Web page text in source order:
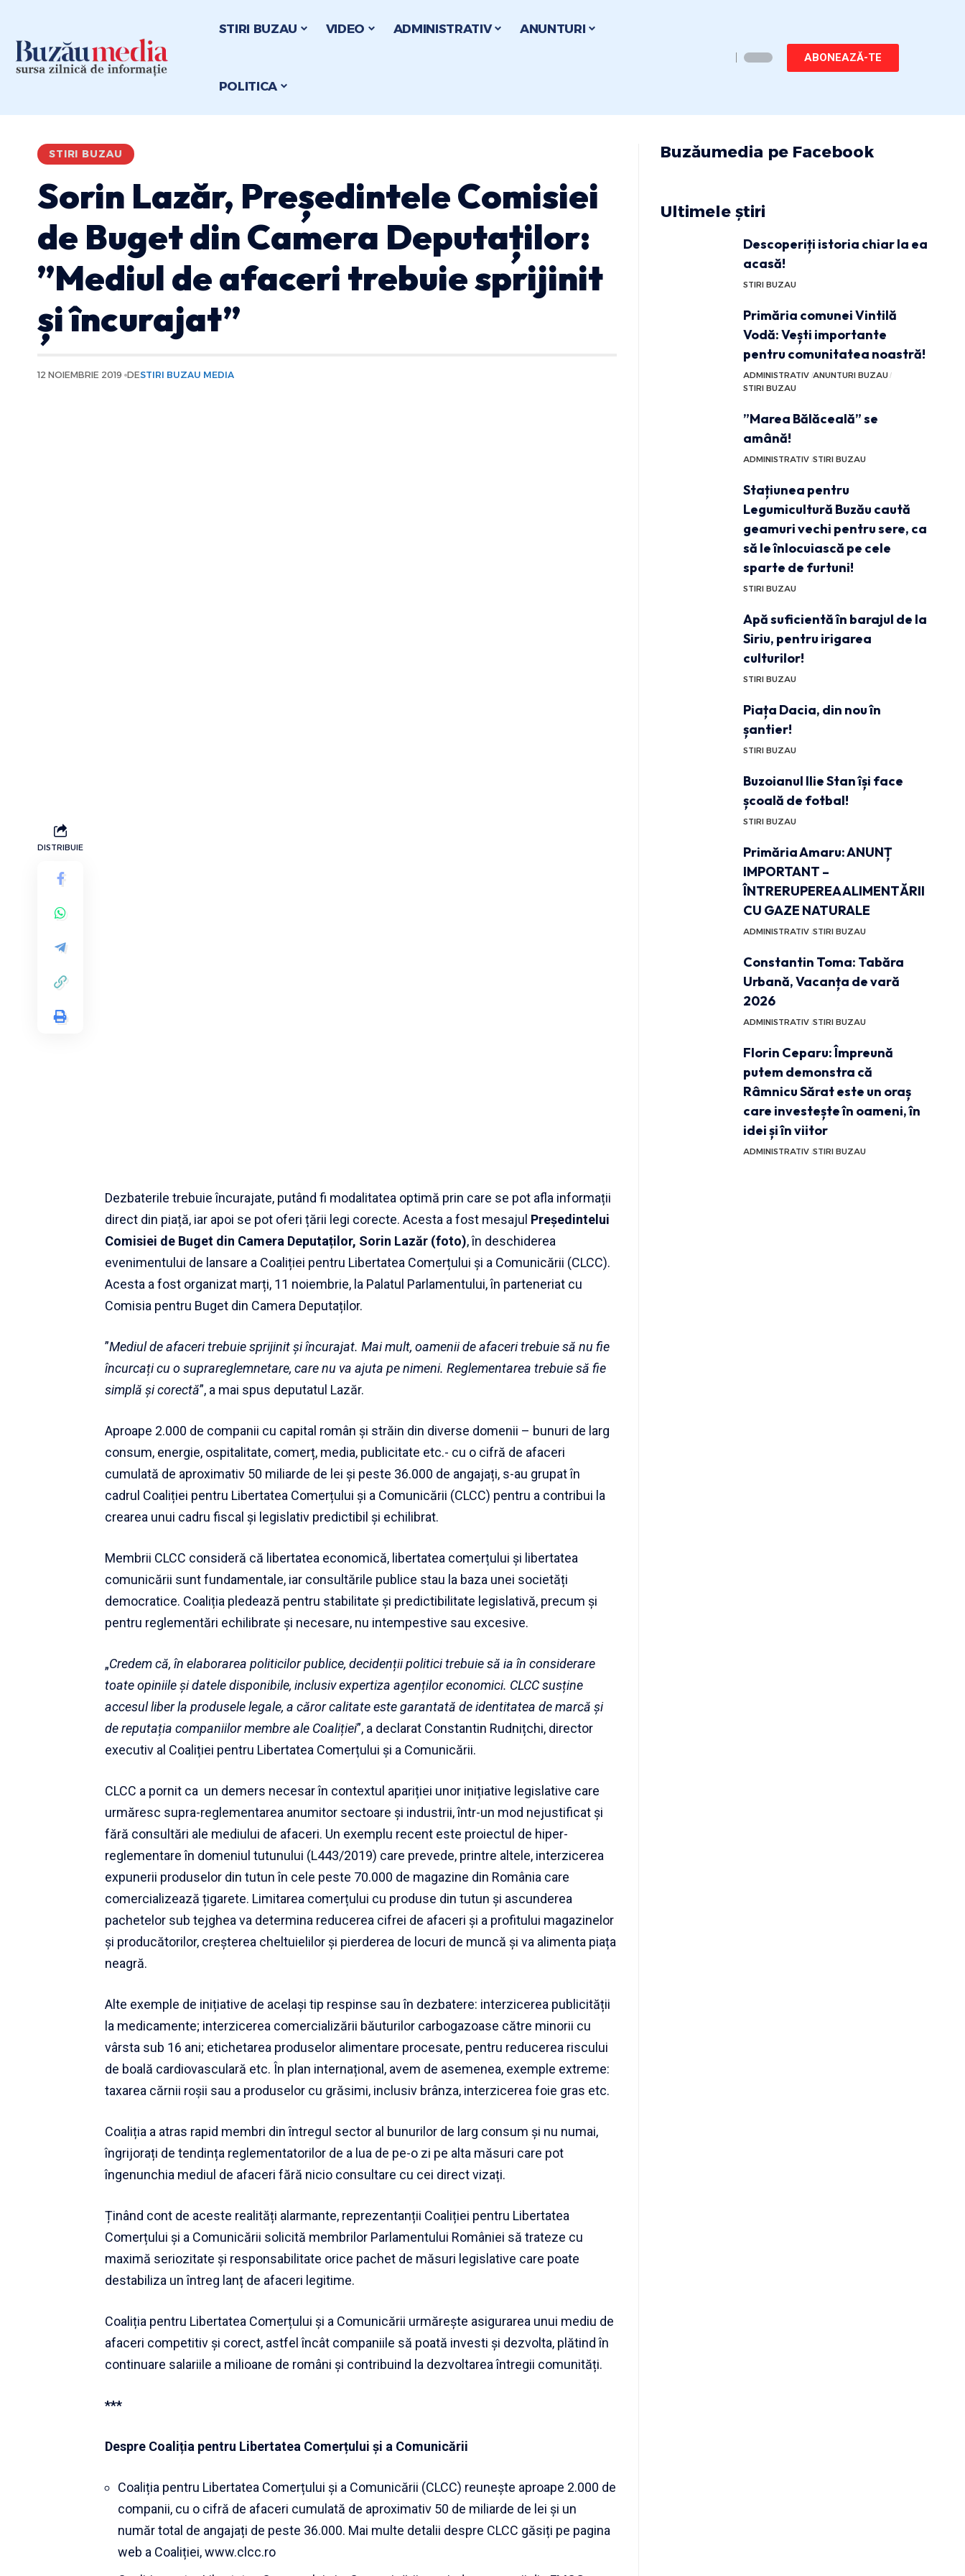
STIRI BUZAU VIDEO ADMINISTRATIV ANUNTURI
POLITICA
ABONEAZĂ-TE
STIRI BUZAU
Sorin Lazăr, Președintele Comisiei
de Buget din Camera Deputaților:
”Mediul de afaceri trebuie sprijinit
și încurajat”
12 NOIEMBRIE 2019 DESTIRI BUZAU MEDIA
DISTRIBUIE
Dezbaterile trebuie încurajate, putând fi modalitatea optimă prin care se pot afla informații
direct din piață, iar apoi se pot oferi țării legi corecte. Acesta a fost mesajul Președintelui
Comisiei de Buget din Camera Deputaților, Sorin Lazăr (foto), în deschiderea
evenimentului de lansare a Coaliției pentru Libertatea Comerțului și a Comunicării (CLCC).
Acesta a fost organizat marți, 11 noiembrie, la Palatul Parlamentului, în parteneriat cu
Comisia pentru Buget din Camera Deputaților.
”Mediul de afaceri trebuie sprijinit și încurajat. Mai mult, oamenii de afaceri trebuie să nu fie
încurcați cu o suprareglemnetare, care nu va ajuta pe nimeni. Reglementarea trebuie să fie
simplă și corectă”, a mai spus deputatul Lazăr.
Aproape 2.000 de companii cu capital român și străin din diverse domenii – bunuri de larg
consum, energie, ospitalitate, comerț, media, publicitate etc.- cu o cifră de afaceri
cumulată de aproximativ 50 miliarde de lei și peste 36.000 de angajați, s-au grupat în
cadrul Coaliției pentru Libertatea Comerțului și a Comunicării (CLCC) pentru a contribui la
crearea unui cadru fiscal și legislativ predictibil și echilibrat.
Membrii CLCC consideră că libertatea economică, libertatea comerțului și libertatea
comunicării sunt fundamentale, iar consultările publice stau la baza unei societăți
democratice. Coaliția pledează pentru stabilitate și predictibilitate legislativă, precum și
pentru reglementări echilibrate și necesare, nu intempestive sau excesive.
„Credem că, în elaborarea politicilor publice, decidenții politici trebuie să ia în considerare
toate opiniile și datele disponibile, inclusiv expertiza agenților economici. CLCC susține
accesul liber la produsele legale, a căror calitate este garantată de identitatea de marcă și
de reputația companiilor membre ale Coaliției”, a declarat Constantin Rudnițchi, director
executiv al Coaliției pentru Libertatea Comerțului și a Comunicării.
CLCC a pornit ca un demers necesar în contextul apariției unor inițiative legislative care
urmăresc supra-reglementarea anumitor sectoare și industrii, într-un mod nejustificat și
fără consultări ale mediului de afaceri. Un exemplu recent este proiectul de hiper-
reglementare în domeniul tutunului (L443/2019) care prevede, printre altele, interzicerea
expunerii produselor din tutun în cele peste 70.000 de magazine din România care
comercializează țigarete. Limitarea comerțului cu produse din tutun și ascunderea
pachetelor sub tejghea va determina reducerea cifrei de afaceri și a profitului magazinelor
și producătorilor, creșterea cheltuielilor și pierderea de locuri de muncă și va alimenta piața
neagră.
Alte exemple de inițiative de același tip respinse sau în dezbatere: interzicerea publicității
la medicamente; interzicerea comercializării băuturilor carbogazoase către minorii cu
vârsta sub 16 ani; etichetarea produselor alimentare procesate, pentru reducerea riscului
de boală cardiovasculară etc. În plan internațional, avem de asemenea, exemple extreme:
taxarea cărnii roșii sau a produselor cu grăsimi, inclusiv brânza, interzicerea foie gras etc.
Coaliția a atras rapid membri din întregul sector al bunurilor de larg consum și nu numai,
îngrijorați de tendința reglementatorilor de a lua de pe-o zi pe alta măsuri care pot
îngenunchia mediul de afaceri fără nicio consultare cu cei direct vizați.
Ținând cont de aceste realități alarmante, reprezentanții Coaliției pentru Libertatea
Comerțului și a Comunicării solicită membrilor Parlamentului României să trateze cu
maximă seriozitate și responsabilitate orice pachet de măsuri legislative care poate
destabiliza un întreg lanț de afaceri legitime.
Coaliția pentru Libertatea Comerțului și a Comunicării urmărește asigurarea unui mediu de
afaceri competitiv și corect, astfel încât companiile să poată investi și dezvolta, plătind în
continuare salariile a milioane de români și contribuind la dezvoltarea întregii comunități.
***
Despre Coaliția pentru Libertatea Comerțului și a Comunicării
Coaliția pentru Libertatea Comerțului și a Comunicării (CLCC) reunește aproape 2.000 de
companii, cu o cifră de afaceri cumulată de aproximativ 50 de miliarde de lei și un
număr total de angajați de peste 36.000. Mai multe detalii despre CLCC găsiți pe pagina
web a Coaliției, www.clcc.ro
Buzăumedia pe Facebook
Ultimele știri
Descoperiți istoria chiar la ea
acasă!
STIRI BUZAU
Primăria comunei Vintilă
Vodă: Vești importante
pentru comunitatea noastră!
ADMINISTRATIV ANUNTURI BUZAU
STIRI BUZAU
”Marea Bălăceală” se
amână!
ADMINISTRATIV STIRI BUZAU
Stațiunea pentru
Legumicultură Buzău caută
geamuri vechi pentru sere, ca
să le înlocuiască pe cele
sparte de furtuni!
STIRI BUZAU
Apă suficientă în barajul de la
Siriu, pentru irigarea
culturilor!
STIRI BUZAU
Piața Dacia, din nou în
șantier!
STIRI BUZAU
Buzoianul Ilie Stan își face
școală de fotbal!
STIRI BUZAU
Primăria Amaru: ANUNȚ
IMPORTANT –
ÎNTRERUPEREA ALIMENTĂRII
CU GAZE NATURALE
ADMINISTRATIV STIRI BUZAU
Constantin Toma: Tabăra
Urbană, Vacanța de vară
2026
ADMINISTRATIV STIRI BUZAU
Florin Ceparu: Împreună
putem demonstra că
Râmnicu Sărat este un oraș
care investește în oameni, în
idei și în viitor
ADMINISTRATIV STIRI BUZAU